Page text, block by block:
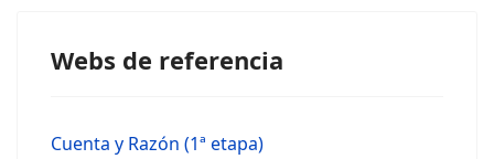
Webs de referencia
Cuenta y Razón (1ª etapa)